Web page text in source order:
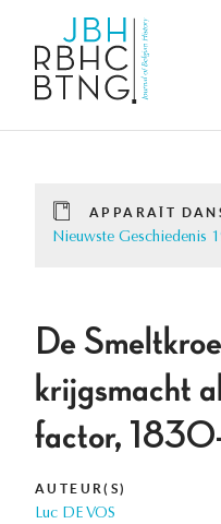
APPARAÎT
Nieuwste Geschiedenis
De
krijgsmacht
factor,
AUTEUR(S)
Luc DE VOS